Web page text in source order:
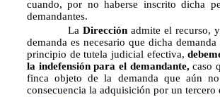
cuando, por no haberse inscrito dicha
demandantes.
LaDirección admite el recurso,
demanda es necesario que dicha
principio de tutela judicial efectiva,
la indefensión para el demandante,caso
finca objeto de la demanda que aún
consecuencia la adquisición por un